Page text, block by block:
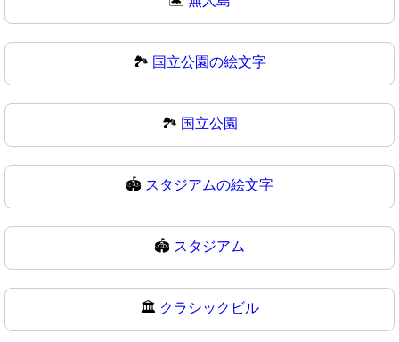
🏞️ 国立公園の絵文字
🏞 国立公園
🏟️ スタジアムの絵文字
🏟 スタジアム
🏛️ クラシックビル